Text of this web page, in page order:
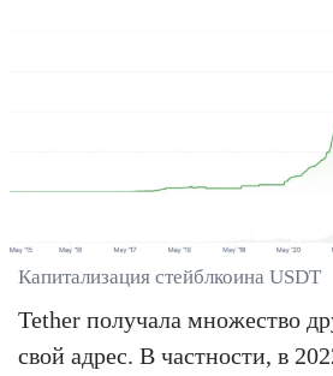
Капитализация стейблкоина USDT
Tether получала множество
свой адрес. В частности, в